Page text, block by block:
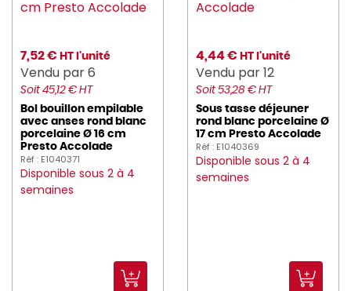
7,52 € HT l'unité
Vendu par 6
Soit 45,12 € HT
Bol bouillon empilable
avec anses rond blanc
porcelaine Ø 16 cm
Presto Accolade
Réf : E1040371
Disponible sous 2 à 4
semaines
4,44 € HT l'unité
Vendu par 12
Soit 53,28 € HT
Sous tasse déjeuner
rond blanc porcelaine Ø
17 cm Presto Accolade
Réf : E1040369
Disponible sous 2 à 4
semaines